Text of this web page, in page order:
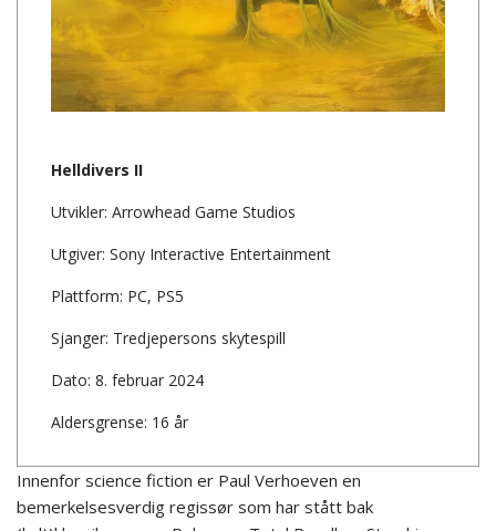
Helldivers II
Utvikler: Arrowhead Game Studios
Utgiver: Sony Interactive Entertainment
Plattform: PC, PS5
Sjanger: Tredjepersons skytespill
Dato: 8. februar 2024
Aldersgrense: 16 år
Innenfor science fiction er Paul Verhoeven en
bemerkelsesverdig regissør som har stått bak